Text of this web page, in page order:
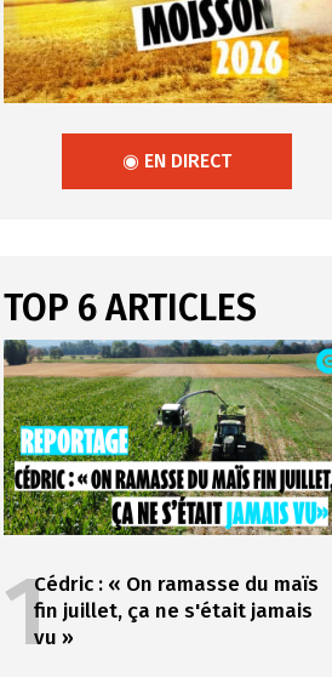
◉ EN DIRECT
TOP 6 ARTICLES
1Cédric : « On ramasse du maïs
fin juillet, ça ne s'était jamais
vu »